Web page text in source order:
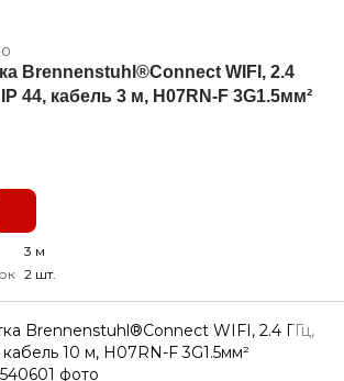
Brennenstuhl®Connect WIFI, 2.4
44, кабель 3 м, H07RN-F 3G1.5мм²
3 м
2 шт.